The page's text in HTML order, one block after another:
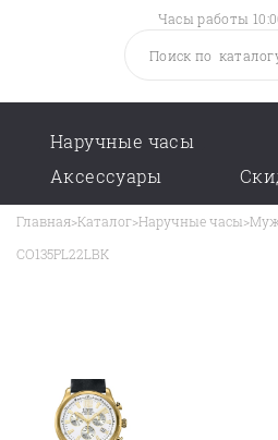
Часы работы
Наручные часы
Аксессуары
Главная>Каталог>Наручные часы>
CO135PL22LBK